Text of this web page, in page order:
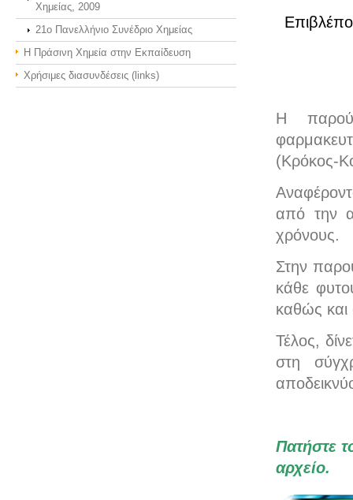
Η
(Κρόκος-
από την
χρόνους.
Στην
κάθε
καθώς και
Τέλος,
στη
Πατήστε
αρχείο.
Χημείας, 2009
21o Πανελλήνιο Συνέδριο Χημείας
Η Πράσινη Χημεία στην Εκπαίδευση
Χρήσιμες διασυνδέσεις (links)